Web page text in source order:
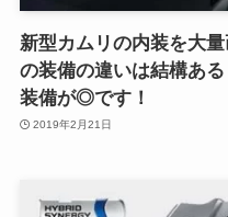
新型カムリの内装を大
の装備の違いは結構あ
装備が◎です！
2019年2月21日